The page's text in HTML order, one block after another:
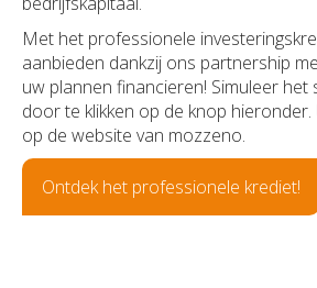
Jobs
Uw schadeaangifte
Met het professionele
aanbieden dankzij ons partnership
uw plannen financieren! Simuleer het
door te klikken op de knop
op de website van mozzeno.
Ontdek het professionele krediet!